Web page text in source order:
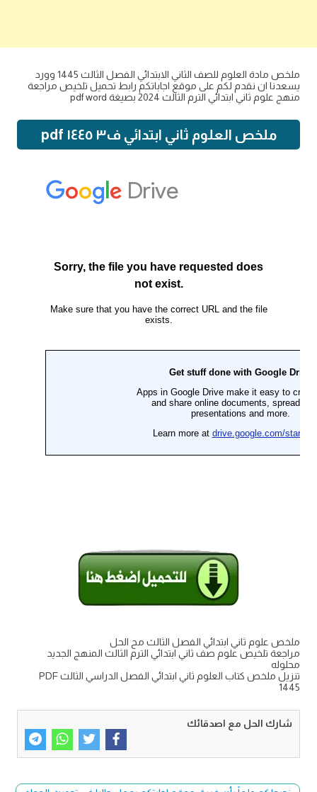
ملخص مادة العلوم للصف الثاني الابتدائي الفصل الثالث 1445 وورد
يسعدنا ان نقدم لكم على موقع اجاباتكم رابط تحميل تلخيص مراجعة
منهج علوم ثاني ابتدائي الترم الثالث 2024 بصيغة pdf word
ملخص العلوم ثاني ابتدائي ف٣ ١٤٤٥ pdf
ملخص علوم ثاني ابتدائي الفصل الثالث مح الحل
مراجعة تلخيص علوم صف ثاني ابتدائي الترم الثالث المنهج الجديد
محلوله
تنزيل ملخص كتاب العلوم ثاني ابتدائي الفصل الدراسي الثالث PDF
1445
شارك الحل مع اصدقائك